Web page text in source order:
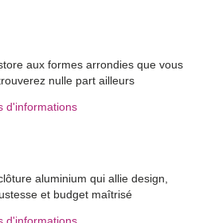
aux formes arrondies que vous
nulle part ailleurs
d'informations
aluminium qui allie design,
et budget maîtrisé